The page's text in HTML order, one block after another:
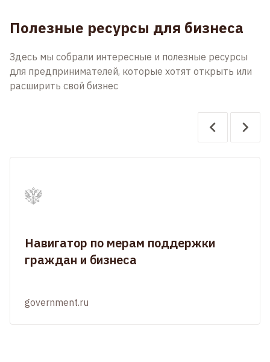
Полезные ресурсы для бизнеса
Здесь мы собрали интересные и полезные ресурсы
для предпринимателей, которые хотят открыть или
расширить свой бизнес
Навигатор по мерам поддержки
граждан и бизнеса
government.ru